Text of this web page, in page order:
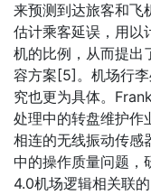
来预测到达旅客和飞
估计乘客延误，用以
机的比例，从而提出
容方案[5]。机场行
究也更为具体。
处理中的转盘维护作
相连的无线振动传感
中的操作质量问题，
4.0机场逻辑相关联